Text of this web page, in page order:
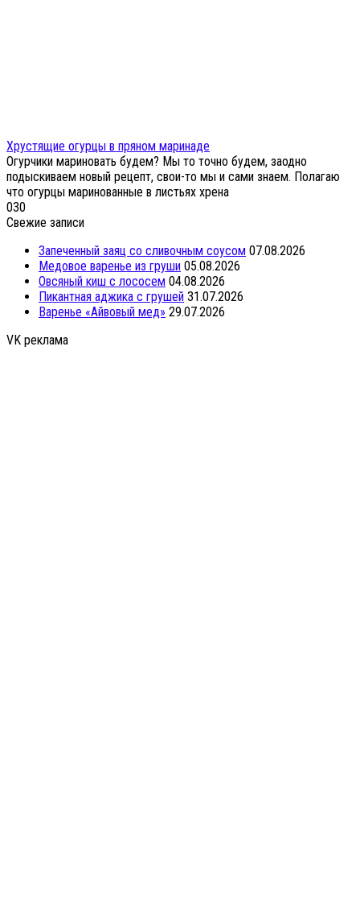
Хрустящие огурцы в пряном маринаде
Огурчики мариновать будем? Мы то точно будем, заодно
подыскиваем новый рецепт, свои-то мы и сами знаем. Полагаю
что огурцы маринованные в листьях хрена
030
Свежие записи
Запеченный заяц со сливочным соусом 07.08.2026
Медовое варенье из груши 05.08.2026
Овсяный киш с лососем 04.08.2026
Пикантная аджика с грушей 31.07.2026
Варенье «Айвовый мед» 29.07.2026
VK реклама